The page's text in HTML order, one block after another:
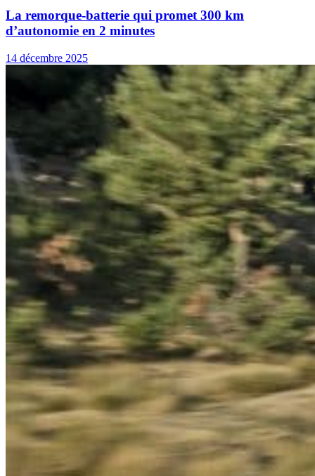
La remorque-batterie qui promet 300 km
d’autonomie en 2 minutes
14 décembre 2025